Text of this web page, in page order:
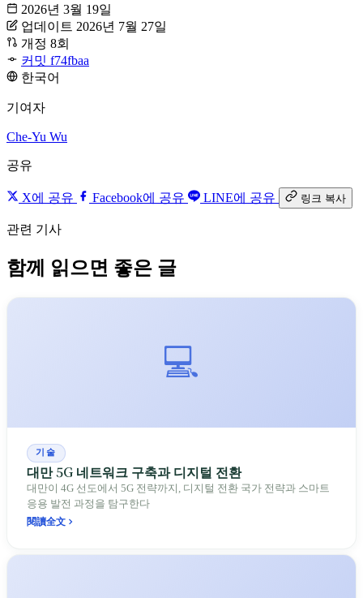
2026년 3월 19일
업데이트 2026년 7월 27일
개정 8회
커밋 f74fbaa
한국어
기여자
Che-Yu Wu
공유
X에 공유 Facebook에 공유 LINE에 공유 링크 복사
관련 기사
함께 읽으면 좋은 글
💻
기술
대만 5G 네트워크 구축과 디지털 전환
대만이 4G 선도에서 5G 전략까지, 디지털 전환 국가 전략과 스마트
응용 발전 과정을 탐구한다
閱讀全文